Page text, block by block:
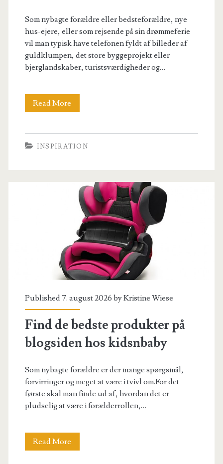
Som nybagte forældre eller bedsteforældre, nye
hus-ejere, eller som rejsende på sin drømmeferie
vil man typisk have telefonen fyldt af billeder af
guldklumpen, det store byggeprojekt eller
bjerglandskaber, turistsværdigheder og…
Read More
kvalitet
fra
SUMOpix
INSPIRATION
Published 7. august 2026 byKristine Wiese
Find de bedste produkter på
blogsiden hos kidsnbaby
Som nybagte forældre er der mange spørgsmål,
forvirringer og meget at være i tvivl om.For det
første skal man finde ud af, hvordan det er
pludselig at være i forælderrollen,…
Read More